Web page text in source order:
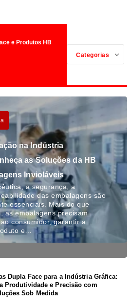
e Produtos HB
Categorias
na Indústria
as Soluções da HB
Invioláveis
a segurança, a
das embalagens são
essenciais. Mais do que
as embalagens precisam
consumidor, garantir a
e…
Dupla Face para a Indústria Gráfica:
Produtividade e Precisão com
Sob Medida